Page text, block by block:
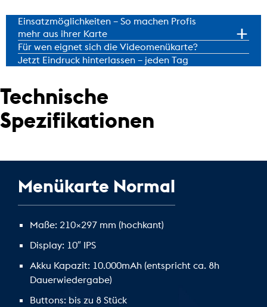
Einsatzmöglichkeiten – So machen Profis
mehr aus ihrer Karte
Für wen eignet sich die Videomenükarte?
Jetzt Eindruck hinterlassen – jeden Tag
Technische
Spezifikationen
Menükarte Normal
Maße: 210×297 mm (hochkant)
Display: 10″ IPS
Akku Kapazit: 10.000mAh (entspricht ca. 8h
Dauerwiedergabe)
Buttons: bis zu 8 Stück